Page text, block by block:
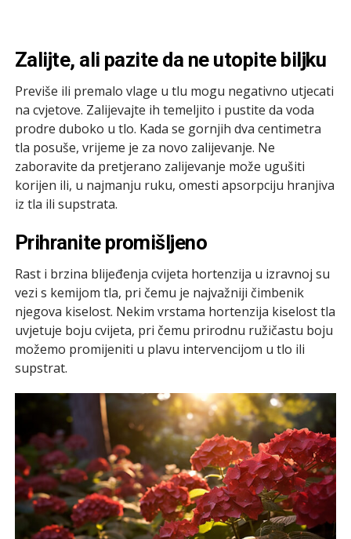
Zalijte, ali pazite da ne utopite biljku
Previše ili premalo vlage u tlu mogu negativno utjecati
na cvjetove. Zalijevajte ih temeljito i pustite da voda
prodre duboko u tlo. Kada se gornjih dva centimetra
tla posuše, vrijeme je za novo zalijevanje. Ne
zaboravite da pretjerano zalijevanje može ugušiti
korijen ili, u najmanju ruku, omesti apsorpciju hranjiva
iz tla ili supstrata.
Prihranite promišljeno
Rast i brzina blijeđenja cvijeta hortenzija u izravnoj su
vezi s kemijom tla, pri čemu je najvažniji čimbenik
njegova kiselost. Nekim vrstama hortenzija kiselost tla
uvjetuje boju cvijeta, pri čemu prirodnu ružičastu boju
možemo promijeniti u plavu intervencijom u tlo ili
supstrat.